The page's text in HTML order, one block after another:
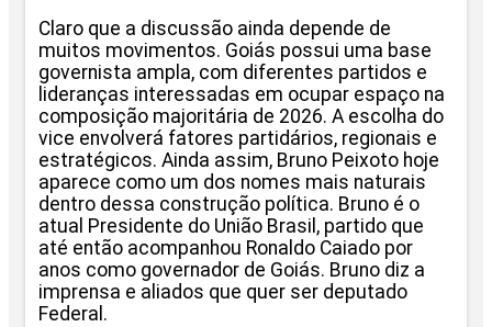
Claro que a discussão ainda depende de
muitos movimentos. Goiás possui uma base
governista ampla, com diferentes partidos e
lideranças interessadas em ocupar espaço na
composição majoritária de 2026. A escolha do
vice envolverá fatores partidários, regionais e
estratégicos. Ainda assim, Bruno Peixoto hoje
aparece como um dos nomes mais naturais
dentro dessa construção política. Bruno é o
atual Presidente do União Brasil, partido que
até então acompanhou Ronaldo Caiado por
anos como governador de Goiás. Bruno diz a
imprensa e aliados que quer ser deputado
Federal.